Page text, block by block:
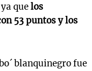
quelos
53 puntos y los
blanquinegro fue